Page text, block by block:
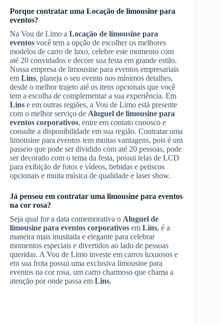
Porque contratar uma Locação de limousine para
eventos?
Na Vou de Limo a Locação de limousine para
eventos você tem a opção de escolher os melhores
modelos de carro de luxo, celebre este momento com
até 20 convidados e decore sua festa em grande estilo.
Nossa empresa de limousine para eventos empresariais
em Lins, planeja o seu evento nos mínimos detalhes,
desde o melhor trajeto até os itens opcionais que você
tem a escolha de complementar a sua experiência. Em
Lins e em outras regiões, a Vou de Limo está presente
com o melhor serviço de Aluguel de limousine para
eventos corporativos, entre em contato conosco e
consulte a disponibilidade em sua região. Contratar uma
limousine para eventos tem muitas vantagens, pois é um
passeio que pode ser dividido com até 20 pessoas, pode
ser decorado com o tema da festa, possui telas de LCD
para exibição de fotos e vídeos, bebidas e petiscos
opcionais e muita música de qualidade e laser show.
Já pensou em contratar uma limousine para eventos
na cor rosa?
Seja qual for a data comemorativa o Aluguel de
limousine para eventos corporativos em Lins, é a
maneira mais inusitada e elegante para celebrar
momentos especiais e divertidos ao lado de pessoas
queridas. A Vou de Limo investe em carros luxuosos e
em sua frota possui uma exclusiva limousine para
eventos na cor rosa, um carro charmoso que chama a
atenção por onde passa em Lins.